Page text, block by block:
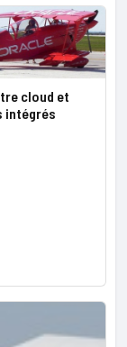
cloud et
intégrés